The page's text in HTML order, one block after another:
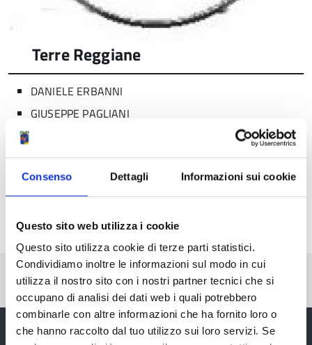
Consenso Dettagli Informazioni sui cookie
Questo sito web utilizza i cookie
Questo sito utilizza cookie di terze parti statistici.
Condividiamo inoltre le informazioni sul modo in cui
utilizza il nostro sito con i nostri partner tecnici che si
occupano di analisi dei dati web i quali potrebbero
combinarle con altre informazioni che ha fornito loro o
che hanno raccolto dal tuo utilizzo sui loro servizi. Se
Terre Reggiane
DANIELE ERBANNI
GIUSEPPE PAGLIANI
Condividi
Ultima modifica: 16 Ottobre 2024